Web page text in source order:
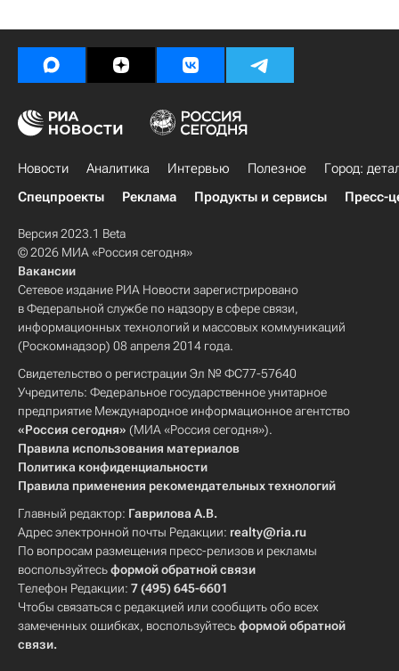
Новости Аналитика Интервью Полезное
Город:
Спецпроекты
Реклама Продукты и сервисы Пресс-
Версия 2023.1 Beta
© 2026 МИА «Россия сегодня»
Вакансии
Сетевое издание РИА Новости зарегистрировано
в Федеральной службе по надзору в сфере связи,
информационных технологий и массовых коммуникаций
(Роскомнадзор) 08 апреля 2014 года.
Свидетельство о регистрации Эл № ФС77-57640
Учредитель: Федеральное государственное унитарное
предприятие Международное информационное агентство
«Россия сегодня» (МИА «Россия сегодня»).
Правила использования материалов
Политика конфиденциальности
Правила применения рекомендательных технологий
Главный редактор: Гаврилова А.В.
Адрес электронной почты Редакции: realty@ria.ru
По вопросам размещения пресс-релизов и рекламы
воспользуйтесьформой обратной связи
Телефон Редакции: 7 (495) 645-6601
Чтобы связаться с редакцией или сообщить обо всех
замеченных ошибках, воспользуйтесьформой обратной
связи.